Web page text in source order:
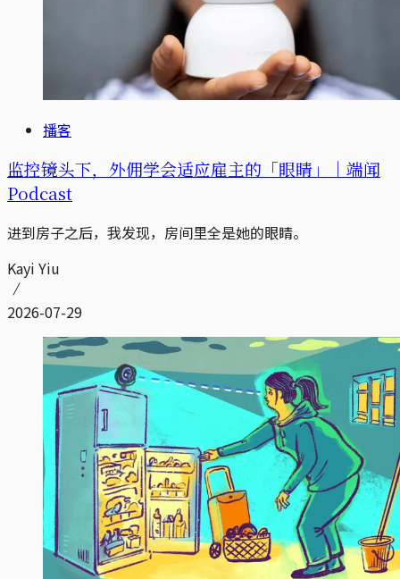
播客
监控镜头下，外佣学会适应雇主的「眼睛」｜端闻
Podcast
进到房子之后，我发现，房间里全是她的眼睛。
Kayi Yiu
2026-07-29